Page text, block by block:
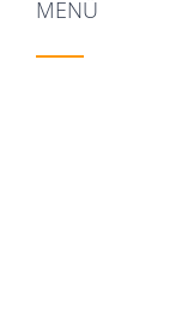
MENÜ